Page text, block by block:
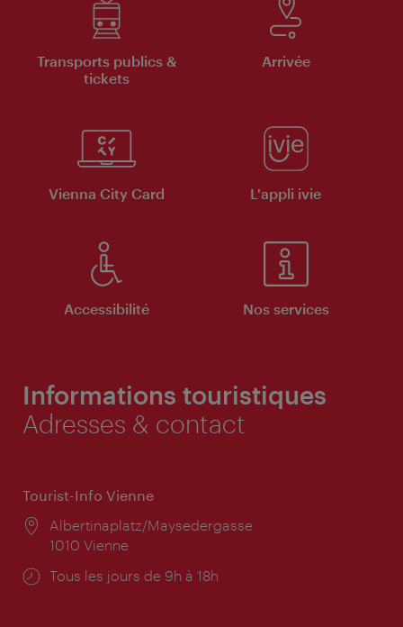
Transports publics &
tickets
Arrivée
Vienna City Card L'appli ivie
Accessibilité Nos services
Informations touristiques
Adresses & contact
Tourist-Info Vienne
Lieu:
Albertinaplatz/Maysedergasse
1010 Vienne
Horaires
Tous les jours de 9h à 18h